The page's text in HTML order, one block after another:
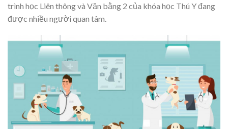
trình học Liên thông và Văn bằng 2 của khóa học Thú Y đang
được nhiều người quan tâm.